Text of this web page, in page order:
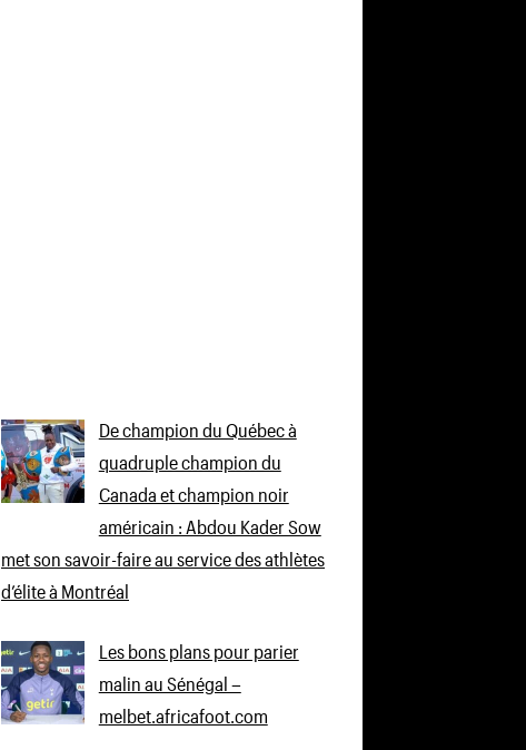
De champion du Québec à
quadruple champion du
Canada et champion noir
américain : Abdou Kader Sow
met son savoir-faire au service des athlètes
d’élite à Montréal
Les bons plans pour parier
malin au Sénégal –
melbet.africafoot.com